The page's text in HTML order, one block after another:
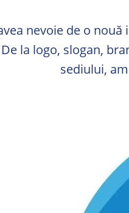
nevoie de o
la logo, slogan,
sediului,